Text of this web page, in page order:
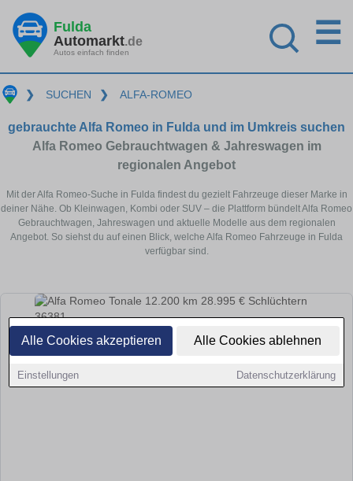
Alle Cookies akzeptieren Alle Cookies ablehnen
Einstellungen Datenschutzerklärung
Fulda
Automarkt.de
Autos einfach finden
☰
❯ SUCHEN ❯ ALFA-ROMEO
gebrauchte Alfa Romeo in Fulda und im Umkreis suchen
Alfa Romeo Gebrauchtwagen & Jahreswagen im
regionalen Angebot
Mit der Alfa Romeo-Suche in Fulda findest du gezielt Fahrzeuge dieser Marke in
deiner Nähe. Ob Kleinwagen, Kombi oder SUV – die Plattform bündelt Alfa Romeo
Gebrauchtwagen, Jahreswagen und aktuelle Modelle aus dem regionalen
Angebot. So siehst du auf einen Blick, welche Alfa Romeo Fahrzeuge in Fulda
verfügbar sind.